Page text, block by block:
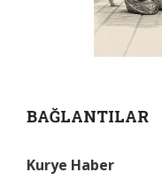
BAĞLANTILAR
Kurye Haber